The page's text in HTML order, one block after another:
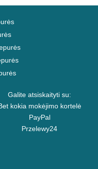
Galite atsiskaityti su:
kokia mokėjimo kortelė
PayPal
Przelewy24